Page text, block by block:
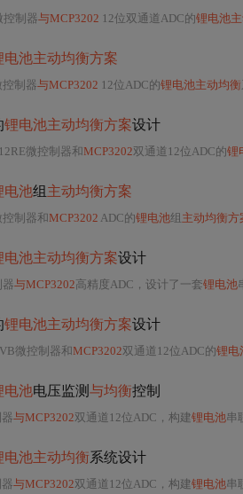
控制器与MCP3202 12位双通道ADC的锂电池
电池主动均衡方案
控制器与MCP3202 12位ADC的锂电池主动均衡
锂电池主动均衡方案设计
微控制器和MCP3202双通道12位ADC的锂
电池组 主动均衡方案
控制器和MCP3202 ADC的锂电池组 主动均衡方
电池主动均衡方案设计
器与MCP3202高精度ADC，设计了一套锂电池
锂电池主动均衡方案设计
微控制器和MCP3202双通道12位ADC的锂电
电池电压监测与均衡控制
与MCP3202双通道12位ADC，构建锂电池串
电池主动均衡系统设计
与MCP3202双通道12位ADC，构建锂电池串